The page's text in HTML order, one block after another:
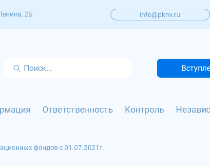
2Б info@pknv.ru
Ответственность Контроль
фондов с 01.07.2021г.